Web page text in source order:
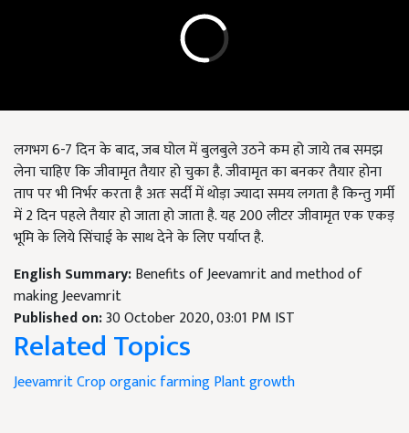
लगभग 6-7 दिन के बाद, जब घोल में बुलबुले उठने कम हो जाये तब समझ
लेना चाहिए कि जीवामृत तैयार हो चुका है. जीवामृत का बनकर तैयार होना
ताप पर भी निर्भर करता है अतः सर्दी में थोड़ा ज्यादा समय लगता है किन्तु गर्मी
में 2 दिन पहले तैयार हो जाता हो जाता है. यह 200 लीटर जीवामृत एक एकड़
भूमि के लिये सिंचाई के साथ देने के लिए पर्याप्त है.
English Summary:Benefits of Jeevamrit and method of
making Jeevamrit
Published on:30 October 2020, 03:01 PM IST
Related Topics
JeevamritCroporganic farmingPlant growth